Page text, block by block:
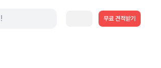
무료 견적받기